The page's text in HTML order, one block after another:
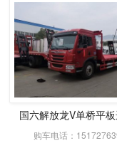
国六解放龙V单桥平
购车电话：